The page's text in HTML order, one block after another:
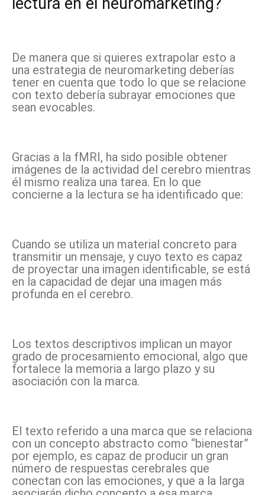
De manera que si quieres extrapolar esto a
una estrategia de neuromarketing deberías
tener en cuenta que todo lo que se relacione
con texto debería subrayar emociones que
sean evocables.
Gracias a la fMRI, ha sido posible obtener
imágenes de la actividad del cerebro mientras
él mismo realiza una tarea. En lo que
concierne a la lectura se ha identificado que:
Cuando se utiliza un material concreto para
transmitir un mensaje, y cuyo texto es capaz
de proyectar una imagen identificable, se está
en la capacidad de dejar una imagen más
profunda en el cerebro.
Los textos descriptivos implican un mayor
grado de procesamiento emocional, algo que
fortalece la memoria a largo plazo y su
asociación con la marca.
El texto referido a una marca que se relaciona
con un concepto abstracto como “bienestar”
por ejemplo, es capaz de producir un gran
número de respuestas cerebrales que
conectan con las emociones, y que a la larga